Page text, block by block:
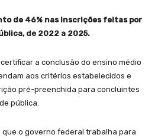
de 46% nas inscrições feitas por
de 2022 a 2025.
a conclusão do ensino médio
aos critérios estabelecidos e
pré-preenchida para concluintes
pública.
que o governo federal trabalha para